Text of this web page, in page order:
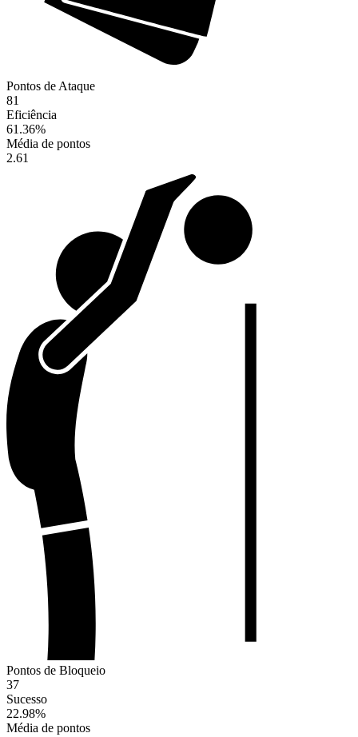
Pontos de Ataque
81
Eficiência
61.36%
Média de pontos
2.61
Pontos de Bloqueio
37
Sucesso
22.98%
Média de pontos